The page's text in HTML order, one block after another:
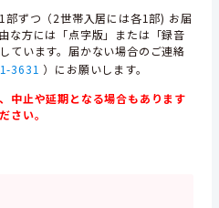
部ずつ（2世帯入居には各1部) お届
な方には「点字版」または「録音
ています。届かない場合のご連絡
3631 ）にお願いします。
中止や延期となる場合もあります
さい。